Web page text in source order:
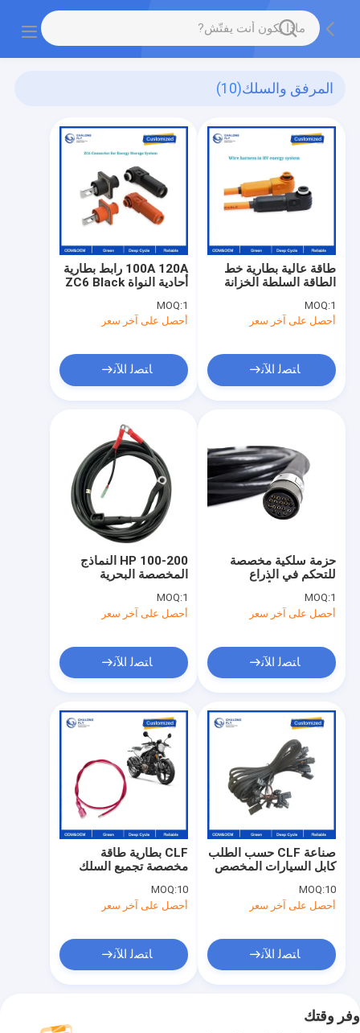
المرفق والسلك(10)
100A 120A رابط بطارية
أحادية النواة ZC6 Black
MOQ:1
أحصل على آخر سعر
ﺎﺘﺼﻟ ﺍﻶﻧ
طاقة عالية بطارية خط
الطاقة السلطة الخزانة
تصنيف مقاومة للنار
MOQ:1
أحصل على آخر سعر
ﺎﺘﺼﻟ ﺍﻶﻧ
100-200 HP النماذج
المخصصة البحرية
القصيرة
MOQ:1
أحصل على آخر سعر
ﺎﺘﺼﻟ ﺍﻶﻧ
حزمة سلكية مخصصة
للتحكم في الذراع
الكهربائية مقاومة العزل
≥5 ميغوم
MOQ:1
أحصل على آخر سعر
ﺎﺘﺼﻟ ﺍﻶﻧ
CLF بطارية طاقة
مخصصة تجميع السلك
6.3 وصلة المحطات
MOQ:10
أحصل على آخر سعر
ﺎﺘﺼﻟ ﺍﻶﻧ
صناعة CLF حسب الطلب
كابل السيارات المخصص
السلكية التجميع الكابل
السيارات السلكية
MOQ:10
أحصل على آخر سعر
ﺎﺘﺼﻟ ﺍﻶﻧ
وفر وقتك